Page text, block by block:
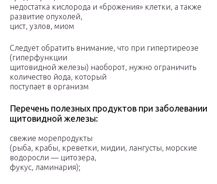
недостатка кислорода и «брожения» клетки, а также
развитие опухолей,
цист, узлов, миом
Следует обратить внимание, что при гипертиреозе
(гиперфункции
щитовидной железы) наоборот, нужно ограничить
количество йода, который
поступает в организм
Перечень полезных продуктов при заболевании
щитовидной железы:
свежие морепродукты
(рыба, крабы, креветки, мидии, лангусты, морские
водоросли — цитозера,
фукус, ламинария);